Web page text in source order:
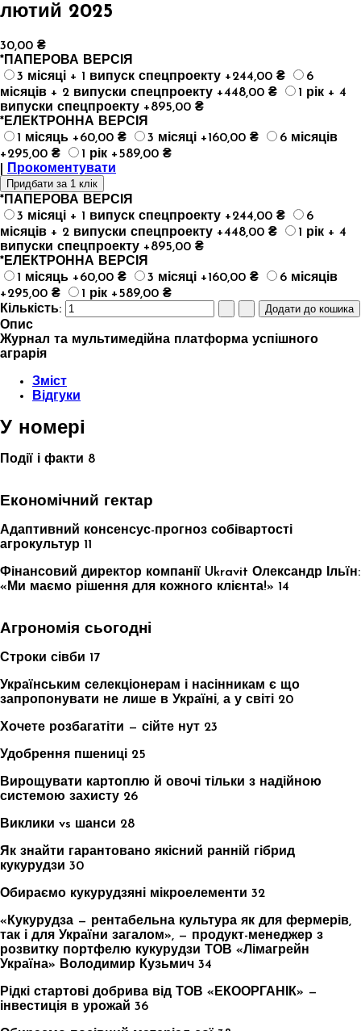
лютий 2025
30,00 ₴
* ПАПЕРОВА ВЕРСІЯ
3 місяці + 1 випуск спецпроекту +244,00 ₴
6
місяців + 2 випуски спецпроекту +448,00 ₴
1 рік + 4
випуски спецпроекту +895,00 ₴
*ЕЛЕКТРОННА ВЕРСІЯ
1 місяць +60,00 ₴
3 місяці +160,00 ₴
6 місяців
+295,00 ₴
1 рік +589,00 ₴
Прокоментувати
Придбати за 1 клік
* ПАПЕРОВА ВЕРСІЯ
3 місяці + 1 випуск спецпроекту +244,00 ₴
6
місяців + 2 випуски спецпроекту +448,00 ₴
1 рік + 4
випуски спецпроекту +895,00 ₴
*ЕЛЕКТРОННА ВЕРСІЯ
1 місяць +60,00 ₴
3 місяці +160,00 ₴
6 місяців
+295,00 ₴
1 рік +589,00 ₴
Кількість:
Опис
Журнал та мультимедійна платформа успішного
аграрія
Зміст
Відгуки
У номері
Події і факти 8
Економічний гектар
Адаптивний консенсус-прогноз собівартості
агрокультур 11
Фінансовий директор компанії Ukravit Олександр Ільїн:
«Ми маємо рішення для кожного клієнта!» 14
Агрономія сьогодні
Строки сівби 17
Українським селекціонерам і насінникам є що
запропонувати не лише в Україні, а у світі 20
Хочете розбагатіти — сійте нут 23
Удобрення пшениці 25
Вирощувати картоплю й овочі тільки з надійною
системою захисту 26
Виклики vs шанси 28
Як знайти гарантовано якісний ранній гібрид
кукурудзи 30
Обираємо кукурудзяні мікроелементи 32
«Кукурудза — рентабельна культура як для фермерів,
так і для України загалом», — продукт-менеджер з
розвитку портфелю кукурудзи ТОВ «Лімагрейн
Україна» Володимир Кузьмич 34
Рідкі стартові добрива від ТОВ «ЕКООРГАНІК» —
інвестиція в урожай 36